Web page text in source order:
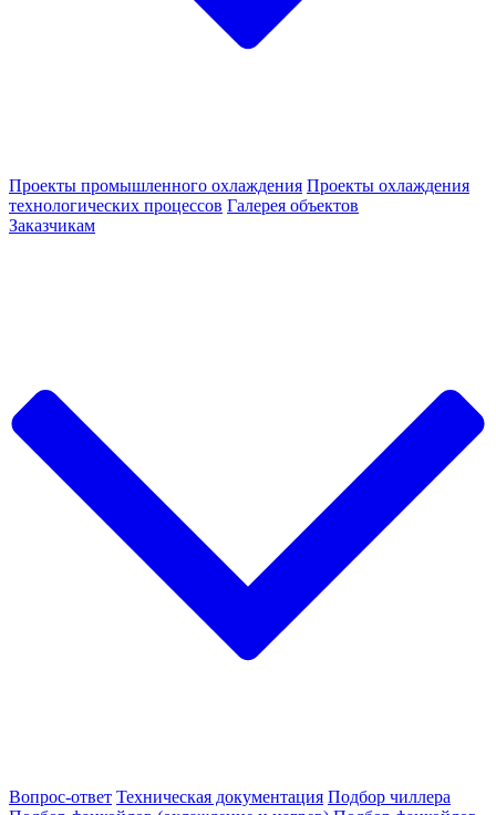
Проекты промышленного охлаждения Проекты охлаждения
технологических процессов Галерея объектов
Заказчикам
Вопрос-ответ Техническая документация Подбор чиллера